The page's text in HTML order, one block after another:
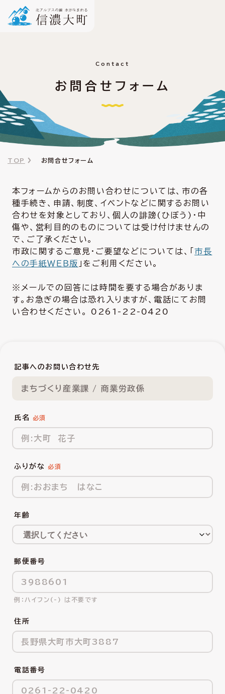
Contact
お問合せフォーム
TOP お問合せフォーム
本フォームからのお問い合わせについては、市の各
種手続き、申請、制度、イベントなどに関するお問い
合わせを対象としており、個人の誹謗(ひぼう)・中
傷や、営利目的のものについては受け付けませんの
で、ご了承ください。
市政に関するご意見・ご要望などについては、「市長
への手紙ＷＥＢ版 」をご利用ください。
※メールでの回答には時間を要する場合がありま
す。お急ぎの場合は恐れ入りますが、電話にてお問
い合わせください。 0261-22-0420
記事へのお問い合わせ先
まちづくり産業課 / 商業労政係
氏名
ふりがな
年齢
郵便番号
ハイフン(-) は不要です
住所
電話番号